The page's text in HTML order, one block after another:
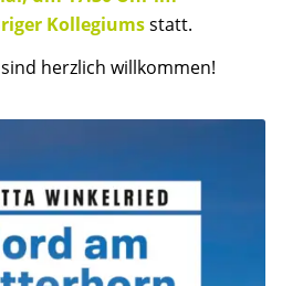
Kollegiumsstatt.
herzlich willkommen!